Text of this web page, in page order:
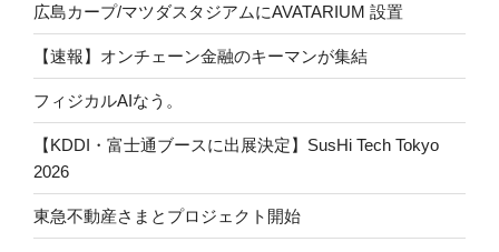
広島カープ/マツダスタジアムにAVATARIUM 設置
【速報】オンチェーン金融のキーマンが集結
フィジカルAIなう。
【KDDI・富士通ブースに出展決定】SusHi Tech Tokyo
2026
東急不動産さまとプロジェクト開始